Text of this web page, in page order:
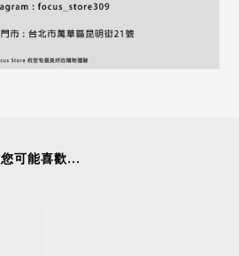
您可能喜歡...